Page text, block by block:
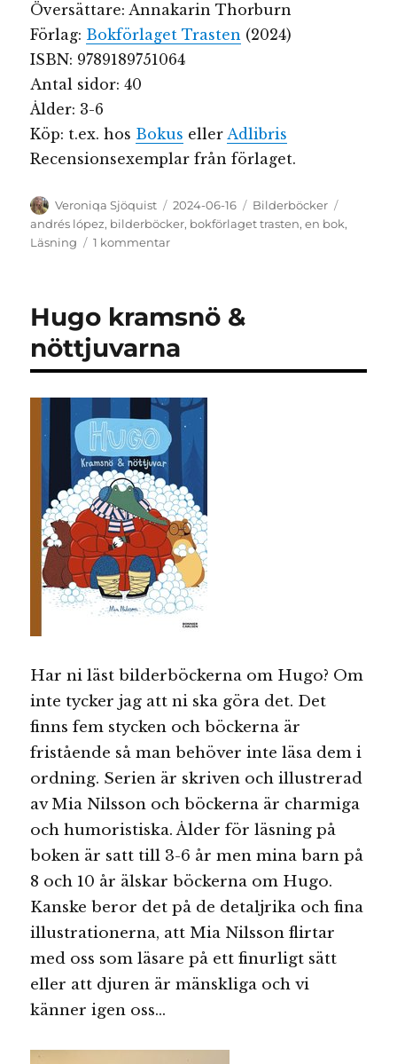
Översättare: Annakarin Thorburn
Förlag: Bokförlaget Trasten (2024)
ISBN: 9789189751064
Antal sidor: 40
Ålder: 3-6
Köp: t.ex. hos Bokus ellerAdlibris
Recensionsexemplar från förlaget.
Författare
Veroniqa Sjöquist
Publicerat
den
2024-06-16 Kategorier
Bilderböcker
andrés lópez, bilderböcker, bokförlaget trasten,en bok,
Läsning
1 kommentartill
Hugo kramsnö &
nöttjuvarna
Har ni läst bilderböckerna om Hugo? Om
inte tycker jag att ni ska göra det. Det
finns fem stycken och böckerna är
fristående så man behöver inte läsa dem i
ordning. Serien är skriven och illustrerad
av Mia Nilsson och böckerna är charmiga
och humoristiska. Ålder för läsning på
boken är satt till 3-6 år men mina barn på
8 och 10 år älskar böckerna om Hugo.
Kanske beror det på de detaljrika och fina
illustrationerna, att Mia Nilsson flirtar
med oss som läsare på ett finurligt sätt
eller att djuren är mänskliga och vi
känner igen oss…